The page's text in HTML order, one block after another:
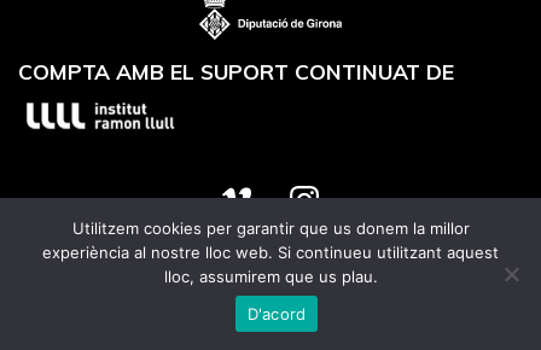
COMPTA AMB EL SUPORT CONTINUAT DE
Website designed byUtrans
Utilitzem cookies per garantir que us donem la millor
experiència al nostre lloc web. Si continueu utilitzant aquest
lloc, assumirem que us plau.
D'acord